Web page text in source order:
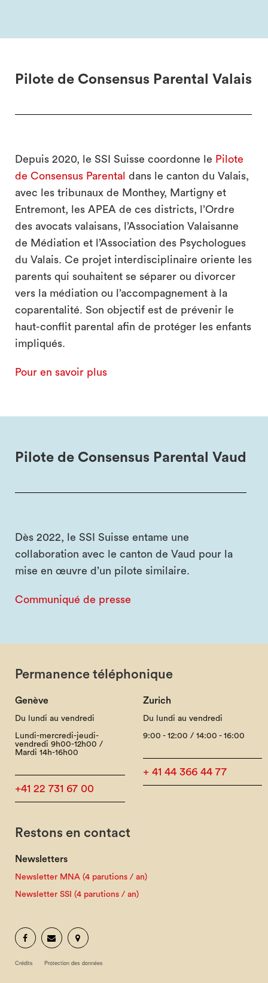
Pilote de Consensus Parental Valais
Depuis 2020, le SSI Suisse coordonne le Pilote
de Consensus Parental dans le canton du Valais,
avec les tribunaux de Monthey, Martigny et
Entremont, les APEA de ces districts, l’Ordre
des avocats valaisans, l’Association Valaisanne
de Médiation et l’Association des Psychologues
du Valais. Ce projet interdisciplinaire oriente les
parents qui souhaitent se séparer ou divorcer
vers la médiation ou l’accompagnement à la
coparentalité. Son objectif est de prévenir le
haut-conflit parental afin de protéger les enfants
impliqués.
Pour en savoir plus
Pilote de Consensus Parental Vaud
Dès 2022, le SSI Suisse entame une
collaboration avec le canton de Vaud pour la
mise en œuvre d’un pilote similaire.
Communiqué de presse
Permanence téléphonique
Genève
Du lundi au vendredi
Lundi-mercredi-jeudi-
vendredi 9h00-12h00 /
Mardi 14h-16h00
+41 22 731 67 00
Zurich
Du lundi au vendredi
9:00 - 12:00 / 14:00 - 16:00
+ 41 44 366 44 77
Restons en contact
Newsletters
Newsletter MNA (4 parutions / an)
Newsletter SSI (4 parutions / an)
Crédits Protection des données